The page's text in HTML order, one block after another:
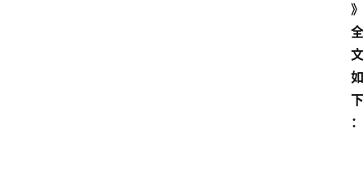
》
全
文
如
下
：